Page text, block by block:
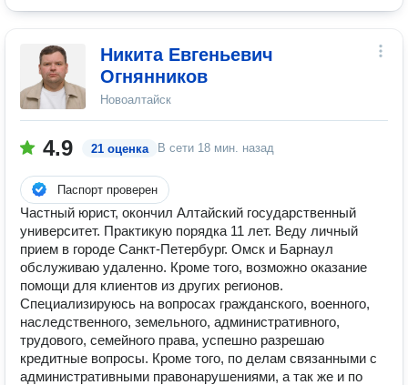
Никита Евгеньевич
Огнянников
Новоалтайск
4.9 21 оценка В сети 18 мин. назад
Паспорт проверен
Частный юрист, окончил Алтайский государственный
университет. Практикую порядка 11 лет. Веду личный
прием в городе Санкт-Петербург. Омск и Барнаул
обслуживаю удаленно. Кроме того, возможно оказание
помощи для клиентов из других регионов.
Специализируюсь на вопросах гражданского, военного,
наследственного, земельного, административного,
трудового, семейного права, успешно разрешаю
кредитные вопросы. Кроме того, по делам связанными с
административными правонарушениями, а так же и по